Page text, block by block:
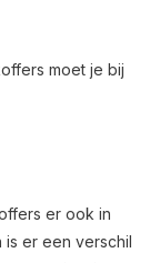
moet je bij
er ook in
is er een verschil